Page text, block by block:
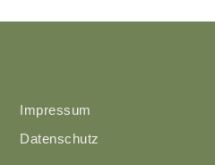
Impressum
Datenschutz